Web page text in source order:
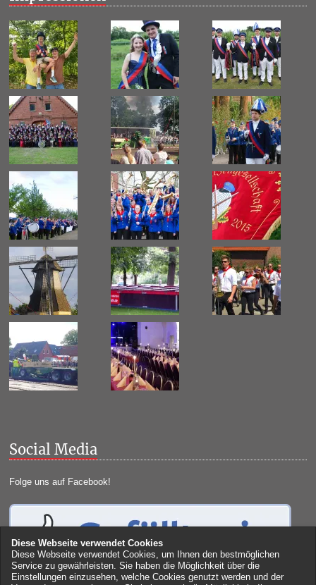
Social Media
Folge uns auf Facebook!
Diese Webseite verwendet Cookies
Diese Webseite verwendet Cookies, um Ihnen den bestmöglichen
Service zu gewährleisten. Sie haben die Möglichkeit über die
Einstellungen einzusehen, welche Cookies genutzt werden und der